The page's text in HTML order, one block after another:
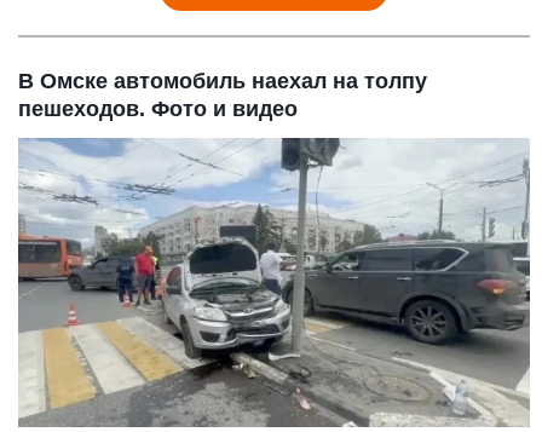
В Омске автомобиль наехал на толпу
пешеходов. Фото и видео